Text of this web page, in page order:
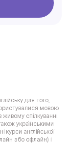
для того,
мовою
спілкуванні.
українськими
англійської
або офлайн) і